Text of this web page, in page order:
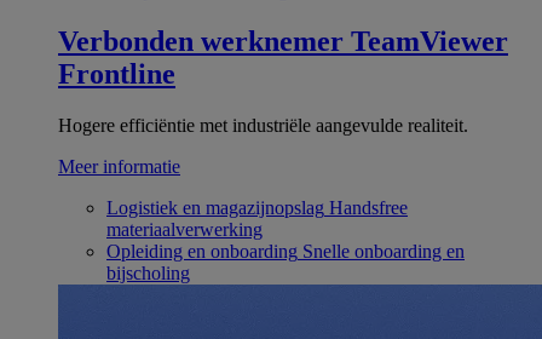
Verbonden werknemer TeamViewer
Frontline
Hogere efficiëntie met industriële aangevulde realiteit.
Meer informatie
Logistiek en magazijnopslag Handsfree
materiaalverwerking
Opleiding en onboarding Snelle onboarding en
bijscholing